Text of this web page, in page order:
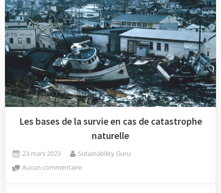
Les bases de la survie en cas de catastrophe
naturelle
Posted
on
23 mars 2023 By
Sutainability Guru
Aucun commentairesur